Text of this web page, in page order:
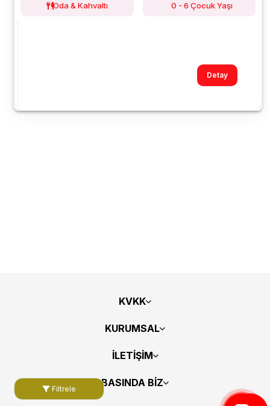
Filtrele
Oda & Kahvaltı 0 - 6 Çocuk Yaşı
Detay
KVKK
KURUMSAL
İLETİŞİM
BASINDA BİZ